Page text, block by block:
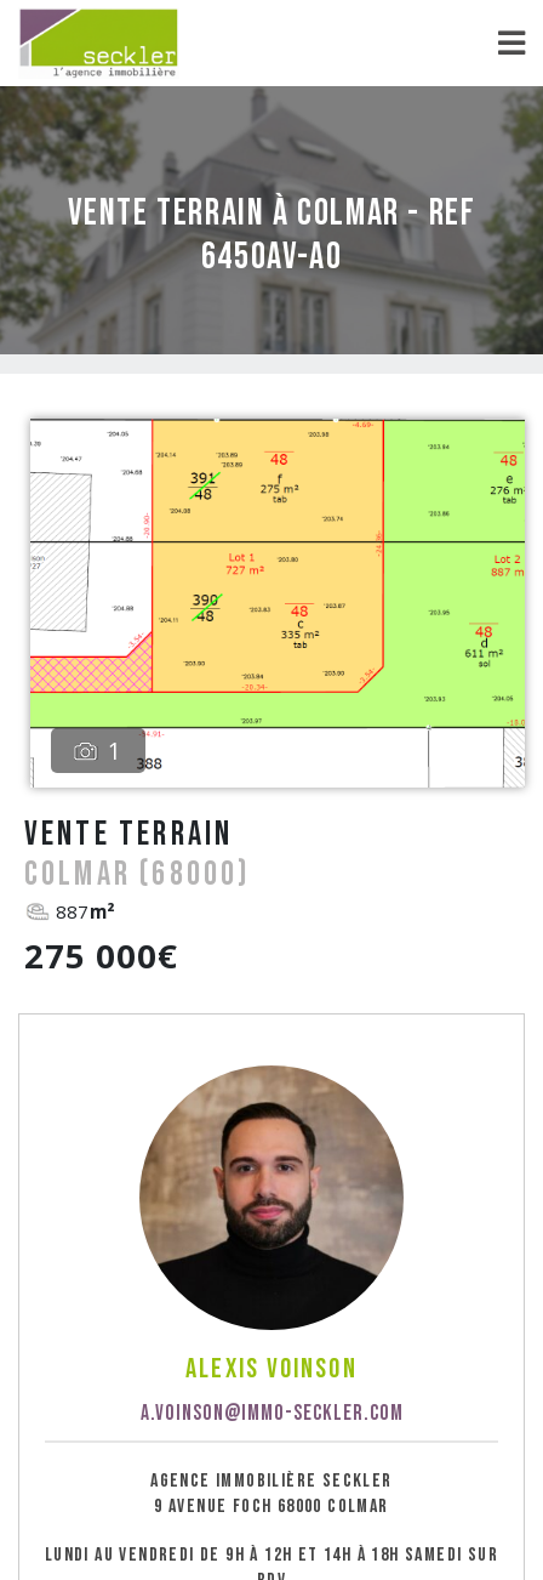
vente Terrain à Colmar - REF
6450AV-AO
1
vente Terrain
COLMAR (68000)
887m²
275 000€
Alexis Voinson
A.VOINSON@IMMO-SECKLER.COM
AGENCE IMMOBILIÈRE SECKLER
9 AVENUE FOCH 68000 COLMAR
LUNDI AU VENDREDI DE 9H À 12H ET 14H À 18H SAMEDI SUR